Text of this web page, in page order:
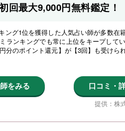
回最大9,000円無料鑑定！
ング1位を獲得した人気占い師が多数在
ランキングでも常に上位をキープして
分のポイント還元】が【3回】も受けら
をみる 口コミ・
提供：株